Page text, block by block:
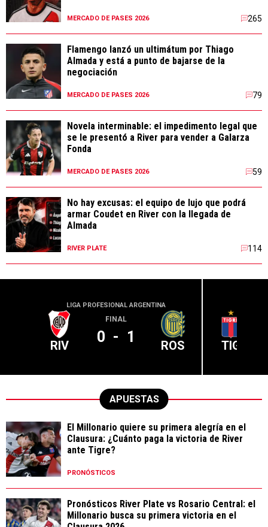
MERCADO DE PASES 2026 265
Flamengo lanzó un ultimátum por Thiago
Almada y está a punto de bajarse de la
negociación
MERCADO DE PASES 2026 79
Novela interminable: el impedimento legal que
se le presentó a River para vender a Galarza
Fonda
MERCADO DE PASES 2026 59
No hay excusas: el equipo de lujo que podrá
armar Coudet en River con la llegada de
Almada
RIVER PLATE 114
LIGA PROFESIONAL ARGENTINA
RIV
FINAL
0 - 1 ROS TIG
APUESTAS
El Millonario quiere su primera alegría en el
Clausura: ¿Cuánto paga la victoria de River
ante Tigre?
PRONÓSTICOS
Pronósticos River Plate vs Rosario Central: el
Millonario busca su primera victoria en el